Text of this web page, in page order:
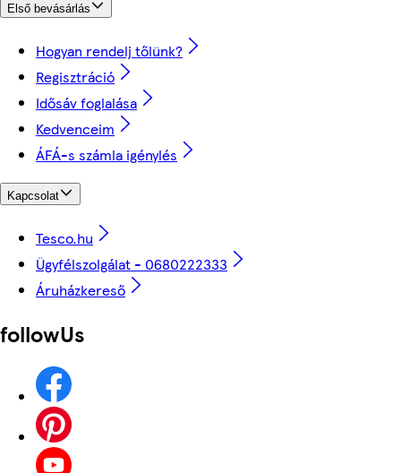
Első bevásárlás
Hogyan rendelj tőlünk?
Regisztráció
Idősáv foglalása
Kedvenceim
ÁFÁ-s számla igénylés
Kapcsolat
Tesco.hu
Ügyfélszolgálat - 0680222333
Áruházkereső
followUs